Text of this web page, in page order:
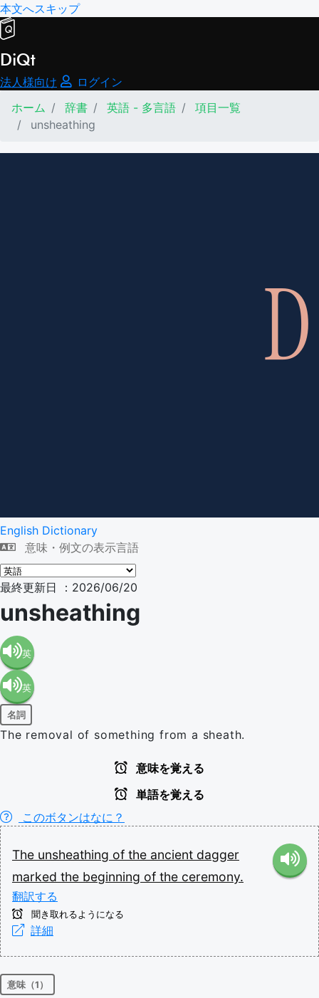
本文へスキップ
DiQt
法人様向け
ログイン
ホーム
辞書 英語 - 多言語
項目一覧
unsheathing
English Dictionary
意味・例文の表示言語
最終更新日 ：2026/06/20
unsheathing
英
語（米
国）
英
語（イ
名詞
The removal of something from a sheath.
意味を覚える
単語を覚える
このボタンはなに？
The unsheathing of the ancient dagger
marked the beginning of the ceremony.
翻訳する
聞き取れるようになる
詳細
意味（1）